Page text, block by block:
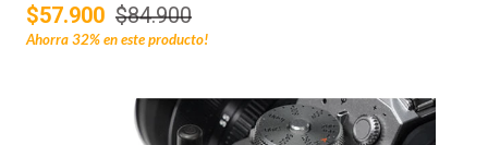
$57.900 $84.900
Ahorra32%en este producto!